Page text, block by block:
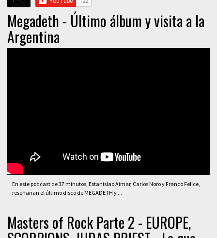
Megadeth - Último álbum y visita a la
Argentina
En este podcast de 37 minutos, Estanislao Aimar, Carlos Noro y Franco Felice,
reseñanan el último disco de MEGADETH y ...
Masters of Rock Parte 2 - EUROPE,